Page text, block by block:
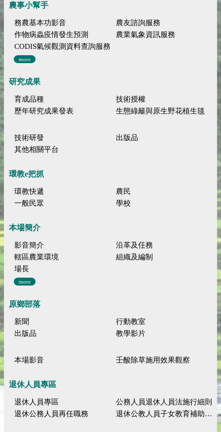
農事小幫手
務農基本功影音
農友諮詢服務
作物病蟲疫情發生預測
農業氣象資訊服務
CODIS氣候觀測資料查詢服務
more
研究成果
育成品種
技術授權
歷年研究成果發表
生態綠籬與原生野花植生毯
技術研發
出版品
其他相關平台
環教e把抓
環教快遞
農民
一般民眾
學校
本場簡介
影音簡介
沿革及任務
轄區農業環境
組織及編制
場長
more
原鄉部落
新聞
行動教室
出版品
教學影片
本場影音 壬酸除草施用效果觀察
退休人員專區
退休人員專區
公務人員退休人員法施行細則
退休公務人員再任職務
退休公教人員子女教育補助規定